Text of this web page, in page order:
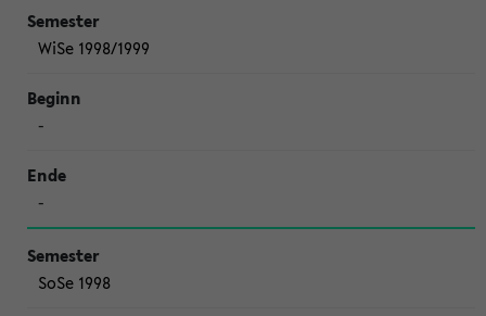
WiSe 1998/1999
-
-
SoSe 1998